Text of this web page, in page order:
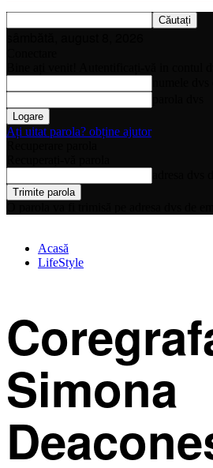
Ați uitat parola? obține ajutor
Acasă
LifeStyle
Simona